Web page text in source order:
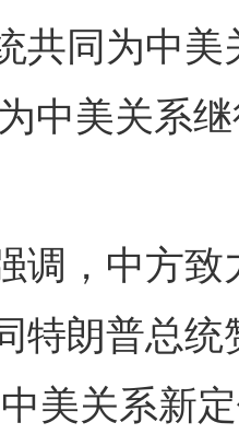
共同为中
中美关系
，中方致
特朗普总统
美关系新